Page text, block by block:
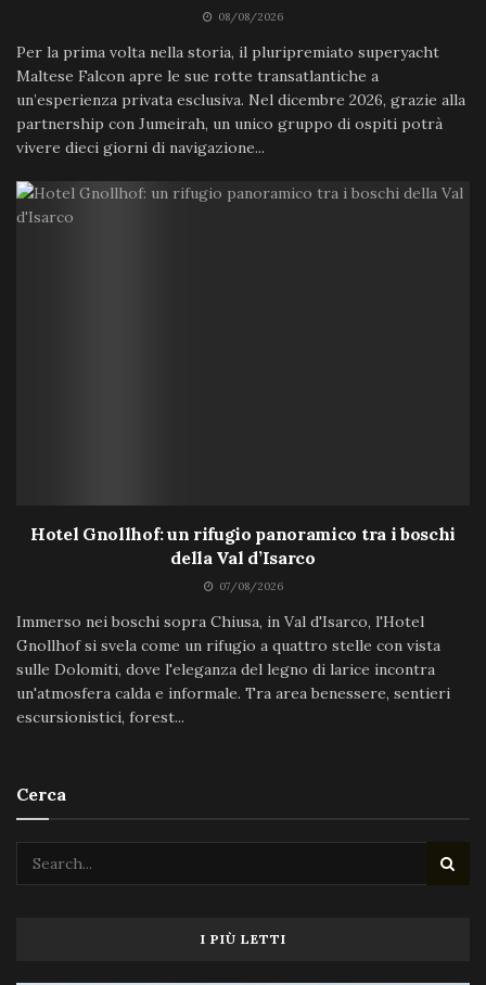
08/08/2026
Per la prima volta nella storia, il pluripremiato superyacht
Maltese Falcon apre le sue rotte transatlantiche a
un’esperienza privata esclusiva. Nel dicembre 2026, grazie alla
partnership con Jumeirah, un unico gruppo di ospiti potrà
vivere dieci giorni di navigazione...
Hotel Gnollhof: un rifugio panoramico tra i boschi
della Val d’Isarco
07/08/2026
Immerso nei boschi sopra Chiusa, in Val d'Isarco, l'Hotel
Gnollhof si svela come un rifugio a quattro stelle con vista
sulle Dolomiti, dove l'eleganza del legno di larice incontra
un'atmosfera calda e informale. Tra area benessere, sentieri
escursionistici, forest...
Cerca
I PIÙ LETTI